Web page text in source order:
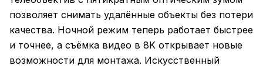
позволяет снимать удалённые объекты без потери
качества. Ночной режим теперь работает быстрее
и точнее, а съёмка видео в 8K открывает новые
возможности для монтажа. Искусственный